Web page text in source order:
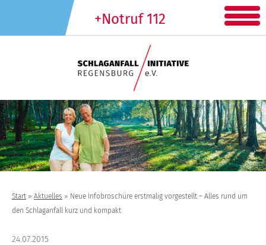
+Notruf 112
Start » Aktuelles » Neue Infobroschüre erstmalig vorgestellt – Alles rund um
den Schlaganfall kurz und kompakt
24.07.2015